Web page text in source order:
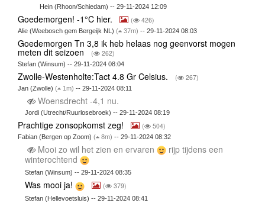
Hein (Rhoon/Schiedam) -- 29-11-2024 12:09
Goedemorgen! -1°C hier. ( 426)
Alie (Weebosch gem Bergeijk NL) ( 37m) -- 29-11-2024 08:03
Goedemorgen Tn 3,8 ik heb helaas nog geenvorst mogen
meten dit seizoen ( 262)
Stefan (Winsum) -- 29-11-2024 08:04
Zwolle-Westenholte:Tact 4.8 Gr Celsius. ( 267)
Jan (Zwolle) ( 1m) -- 29-11-2024 08:11
Woensdrecht -4,1 nu.
Jordi (Utrecht/Ruurlosebroek) -- 29-11-2024 08:19
Prachtige zonsopkomst zeg! ( 504)
Fabian (Bergen op Zoom) ( 8m) -- 29-11-2024 08:32
Mooi zo wil het zien en ervaren
rijp tijdens een
winterochtend
Stefan (Winsum) -- 29-11-2024 08:35
Was mooi ja! ( 379)
Stefan (Hellevoetsluis) -- 29-11-2024 08:41